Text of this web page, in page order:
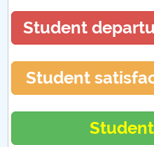
Student
Student